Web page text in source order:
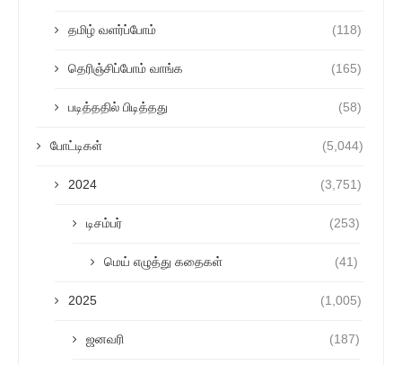
தமிழ் வளர்ப்போம் (118)
தெரிஞ்சிப்போம் வாங்க (165)
படித்ததில் பிடித்தது (58)
போட்டிகள் (5,044)
2024 (3,751)
டிசம்பர் (253)
மெய் எழுத்து கதைகள் (41)
2025 (1,005)
ஜனவரி (187)